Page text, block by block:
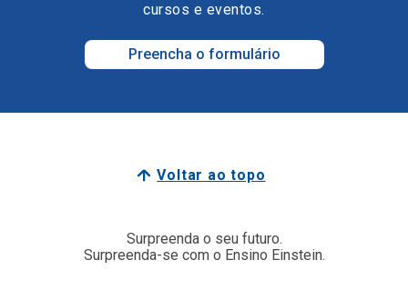
cursos e eventos.
Preencha o formulário
Voltar ao topo
Surpreenda o seu futuro.
Surpreenda-se com o Ensino Einstein.